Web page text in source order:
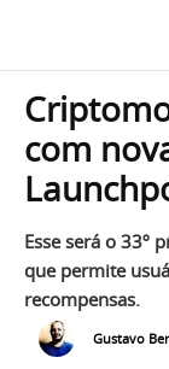
com
Esse será o 33º
que permite
recompensas.
Gustavo